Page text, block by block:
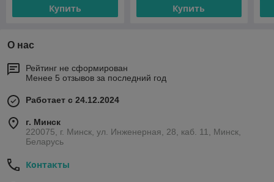
Купить Купить
О нас
Рейтинг не сформирован
Менее 5 отзывов за последний год
Работает с 24.12.2024
г. Минск
220075, г. Минск, ул. Инженерная, 28, каб. 11, Минск,
Беларусь
Контакты